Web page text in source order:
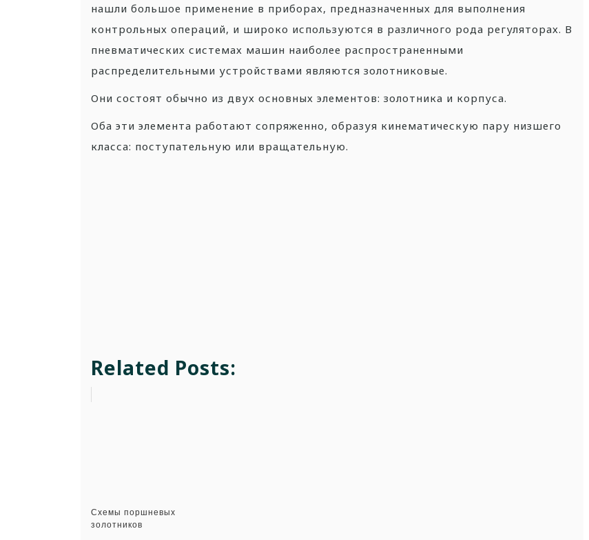
нашли большое применение в приборах, предназначенных для выполнения
контрольных операций, и широко используются в различного рода регуляторах. В
пневматических системах машин наиболее распространенными
распределительными устройствами являются золотниковые.
Они состоят обычно из двух основных элементов: золотника и корпуса.
Оба эти элемента работают сопряженно, образуя кинематическую пару низшего
класса: поступательную или вращательную.
Related Posts:
Схемы поршневых
золотников